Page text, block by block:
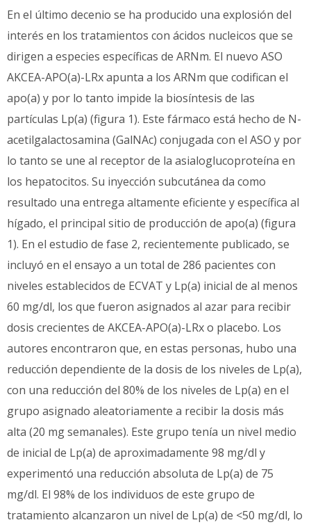
En el último decenio se ha producido una explosión del
interés en los tratamientos con ácidos nucleicos que se
dirigen a especies específicas de ARNm. El nuevo ASO
AKCEA-APO(a)-LRx apunta a los ARNm que codifican el
apo(a) y por lo tanto impide la biosíntesis de las
partículas Lp(a) (figura 1). Este fármaco está hecho de N-
acetilgalactosamina (GalNAc) conjugada con el ASO y por
lo tanto se une al receptor de la asialoglucoproteína en
los hepatocitos. Su inyección subcutánea da como
resultado una entrega altamente eficiente y específica al
hígado, el principal sitio de producción de apo(a) (figura
1). En el estudio de fase 2, recientemente publicado, se
incluyó en el ensayo a un total de 286 pacientes con
niveles establecidos de ECVAT y Lp(a) inicial de al menos
60 mg/dl, los que fueron asignados al azar para recibir
dosis crecientes de AKCEA-APO(a)-LRx o placebo. Los
autores encontraron que, en estas personas, hubo una
reducción dependiente de la dosis de los niveles de Lp(a),
con una reducción del 80% de los niveles de Lp(a) en el
grupo asignado aleatoriamente a recibir la dosis más
alta (20 mg semanales). Este grupo tenía un nivel medio
de inicial de Lp(a) de aproximadamente 98 mg/dl y
experimentó una reducción absoluta de Lp(a) de 75
mg/dl. El 98% de los individuos de este grupo de
tratamiento alcanzaron un nivel de Lp(a) de <50 mg/dl, lo